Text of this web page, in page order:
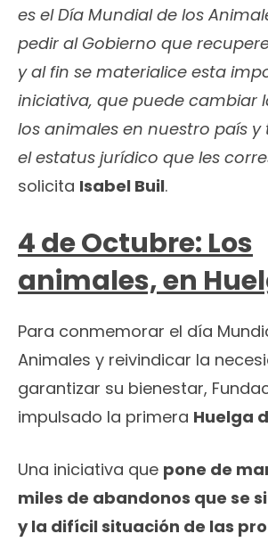
es el Día Mundial de los
pedir al Gobierno que
y al fin se materialice esta
iniciativa, que puede cambiar
los animales en nuestro país y
el estatus jurídico que les
solicita Isabel Buil.
4 de Octubre: Los
animales, en
Para conmemorar el día
Animales y reivindicar la
garantizar su bienestar,
impulsado la primera Huelga
Una iniciativa que pone de
miles de abandonos que se
y la difícil situación de las